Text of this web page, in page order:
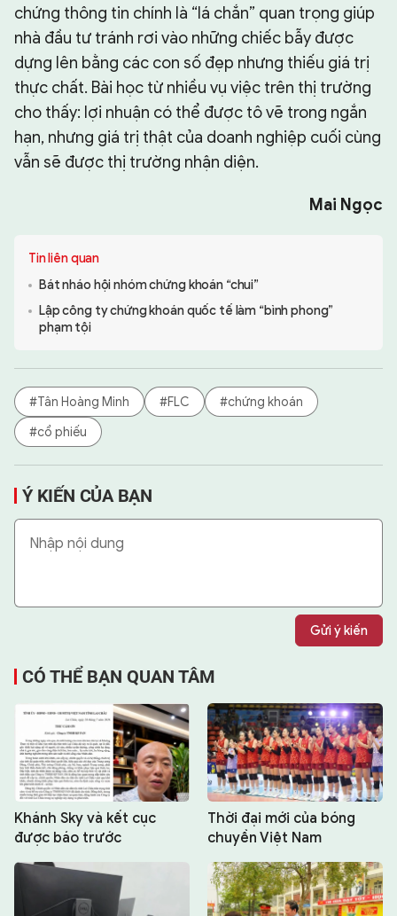
chứng thông tin chính là “lá chắn” quan trọng giúp
nhà đầu tư tránh rơi vào những chiếc bẫy được
dựng lên bằng các con số đẹp nhưng thiếu giá trị
thực chất. Bài học từ nhiều vụ việc trên thị trường
cho thấy: lợi nhuận có thể được tô vẽ trong ngắn
hạn, nhưng giá trị thật của doanh nghiệp cuối cùng
vẫn sẽ được thị trường nhận diện.
Mai Ngọc
Tin liên quan
Bát nháo hội nhóm chứng khoán “chui”
Lập công ty chứng khoán quốc tế làm “bình phong”
phạm tội
#Tân Hoàng Minh #FLC
#chứng khoán
#cổ phiếu
Ý KIẾN CỦA BẠN
Gửi ý kiến
CÓ THỂ BẠN QUAN TÂM
Khánh Sky và kết cục
được báo trước
Thời đại mới của bóng
chuyền Việt Nam